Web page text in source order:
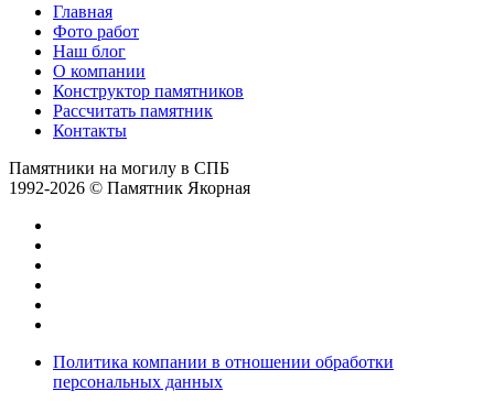
Главная
Фото работ
Наш блог
О компании
Конструктор памятников
Рассчитать памятник
Контакты
Памятники на могилу в СПБ
1992-2026 © Памятник Якорная
Политика компании в отношении обработки
персональных данных